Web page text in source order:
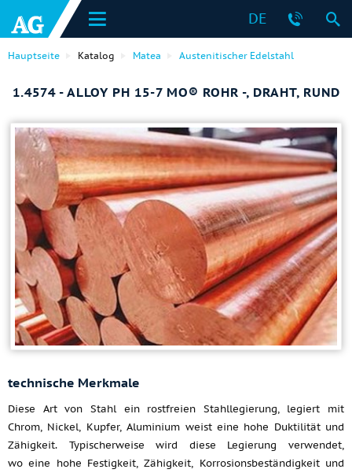
DE
Hauptseite Katalog Matea Austenitischer Edelstahl
1.4574 - ALLOY PH 15-7 MO® ROHR -, DRAHT, RUND
technische Merkmale
Diese Art von Stahl ein rostfreien Stahllegierung, legiert mit
Chrom, Nickel, Kupfer, Aluminium weist eine hohe Duktilität und
Zähigkeit. Typischerweise wird diese Legierung verwendet,
wo eine hohe Festigkeit, Zähigkeit, Korrosionsbeständigkeit und